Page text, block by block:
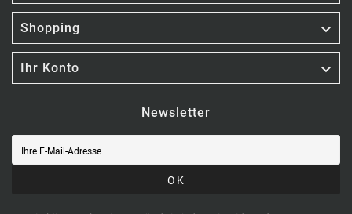
Shopping 
Ihr Konto 
Newsletter
OK